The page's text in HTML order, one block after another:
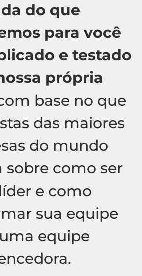
do que
para você
e testado
própria
base no que
das maiores
do mundo
sobre como ser
e como
sua equipe
equipe